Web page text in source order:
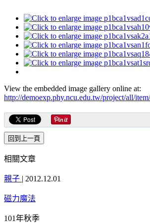
View the embedded image gallery online at:
http://demoexp.phy.ncu.edu.tw/project/all/
相關文章
親子 | 2012.12.01
磁力魔法
101年秋季